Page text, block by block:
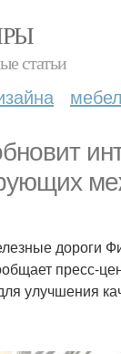
статьи
дороги
пресс-
улучшения